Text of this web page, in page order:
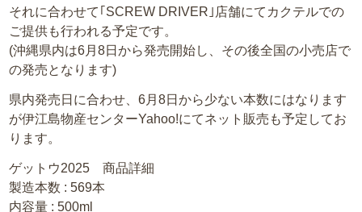
それに合わせて｢SCREW DRIVER｣店舗にてカクテルでの
ご提供も行われる予定です。
(沖縄県内は6月8日から発売開始し、その後全国の小売店で
の発売となります)
県内発売日に合わせ、6月8日から少ない本数にはなります
が伊江島物産センターYahoo!にてネット販売も予定してお
ります。
ゲットウ2025 商品詳細
製造本数 : 569本
内容量 : 500ml